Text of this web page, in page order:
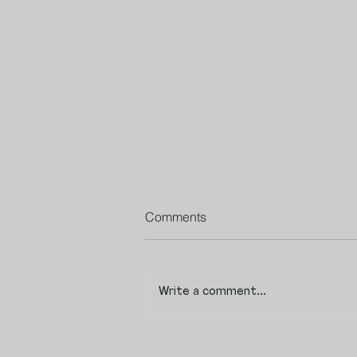
Comments
Write a comment...